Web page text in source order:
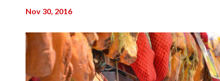
Nov 30, 2016